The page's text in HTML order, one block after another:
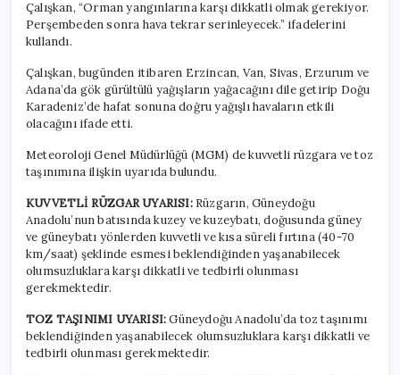
Çalışkan, “Orman yangınlarına karşı dikkatli olmak gerekiyor.
Perşembeden sonra hava tekrar serinleyecek.” ifadelerini
kullandı.
Çalışkan, bugünden itibaren Erzincan, Van, Sivas, Erzurum ve
Adana’da gök gürültülü yağışların yağacağını dile getirip Doğu
Karadeniz’de hafat sonuna doğru yağışlı havaların etkili
olacağını ifade etti.
Meteoroloji Genel Müdürlüğü (MGM) de kuvvetli rüzgara ve toz
taşınımına ilişkin uyarıda bulundu.
KUVVETLİ RÜZGAR UYARISI: Rüzgarın, Güneydoğu
Anadolu’nun batısında kuzey ve kuzeybatı, doğusunda güney
ve güneybatı yönlerden kuvvetli ve kısa süreli fırtına (40-70
km/saat) şeklinde esmesi beklendiğinden yaşanabilecek
olumsuzluklara karşı dikkatli ve tedbirli olunması
gerekmektedir.
TOZ TAŞINIMI UYARISI:Güneydoğu Anadolu’da toz taşınımı
beklendiğinden yaşanabilecek olumsuzluklara karşı dikkatli ve
tedbirli olunması gerekmektedir.